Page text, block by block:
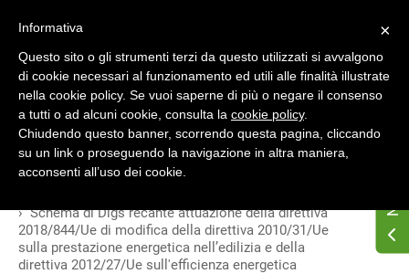
Home
Osservatorio di normativa energetica
Normativa energetica nazionale
Schema di Dlgs recante attuazione della direttiva
2018/844/Ue di modifica della direttiva 2010/31/Ue
sulla prestazione energetica nell’edilizia e della
direttiva 2012/27/Ue sull'efficienza energetica
×
Informativa
Questo sito o gli strumenti terzi da questo utilizzati si avvalgono
di cookie necessari al funzionamento ed utili alle finalità illustrate
nella cookie policy. Se vuoi saperne di più o negare il consenso
a tutti o ad alcuni cookie, consulta la cookie policy.
Chiudendo questo banner, scorrendo questa pagina, cliccando
su un link o proseguendo la navigazione in altra maniera,
acconsenti all’uso dei cookie.